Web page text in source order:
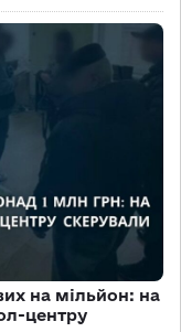
на мільйон: на
центру